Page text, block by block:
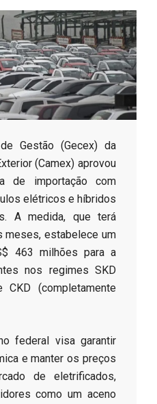
Gestão (Gecex) da
(Camex) aprovou
de importação com
elétricos e híbridos
A medida, que terá
meses, estabelece um
463 milhões para a
nos regimes SKD
CKD (completamente
federal visa garantir
e manter os preços
de eletrificados,
como um aceno